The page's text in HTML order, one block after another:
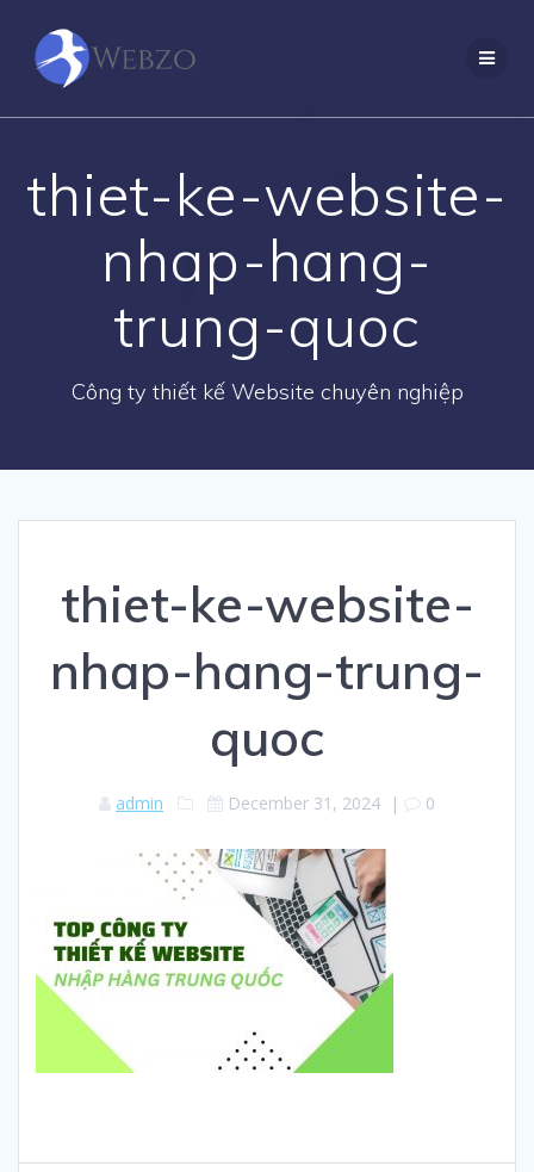
thiet-ke-website-
nhap-hang-
trung-quoc
Công ty thiết kế Website chuyên nghiệp
thiet-ke-website-
nhap-hang-trung-
quoc
admin December 31, 2024 | 0